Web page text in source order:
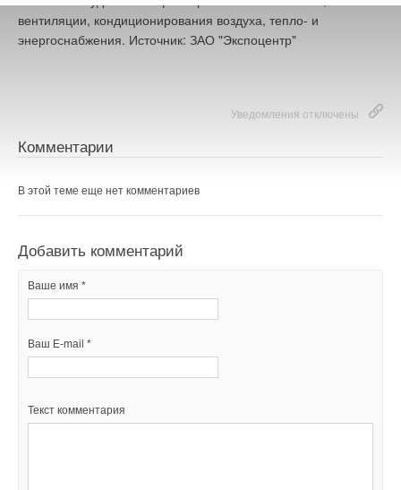
вентиляции, кондиционирования воздуха, тепло- и
энергоснабжения. Источник: ЗАО "Экспоцентр"
Уведомления отключены
Комментарии
В этой теме еще нет комментариев
Добавить комментарий
Ваше имя *
Ваш E-mail *
Текст комментария